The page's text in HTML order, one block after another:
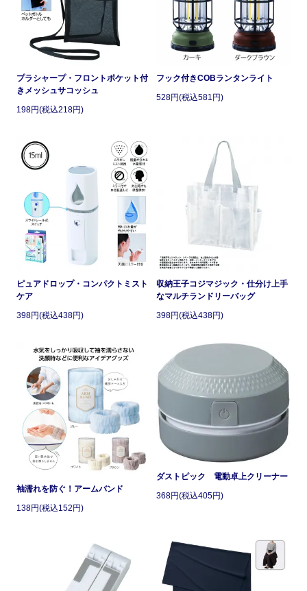
プラシャープ・フロントポケット付
きメッシュサコッシュ
198円(税込218円)
フック付きCOBランタンライト
528円(税込581円)
ピュアドロップ・コンパクトミスト
ケア
398円(税込438円)
収納王子コジマジック・仕分け上手
なマルチランドリーバッグ
398円(税込438円)
袖濡れを防ぐ！アームバンド
138円(税込152円)
ダストピック 電動卓上クリーナー
368円(税込405円)